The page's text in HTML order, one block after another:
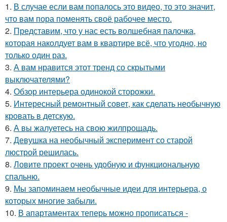
1. В случае если вам попалось это видео, то это значит,
что вам пора поменять своё рабочее место.
2. Представим, что у нас есть волшебная палочка,
которая наколдует вам в квартире всё, что угодно, но
только один раз.
3. А вам нравится этот тренд со скрытыми
выключателями?
4. Обзор интерьера одинокой сторожки.
5. Интересный ремонтный совет, как сделать необычную
кровать в детскую.
6. А вы жалуетесь на свою жилпрощадь.
7. Девушка на необычный эксперимент со старой
люстрой решилась.
8. Ловите проект очень удобную и функциональную
спальню.
9. Мы запоминаем необычные идеи для интерьера, о
которых многие забыли.
10. В апартаментах теперь можно прописаться -